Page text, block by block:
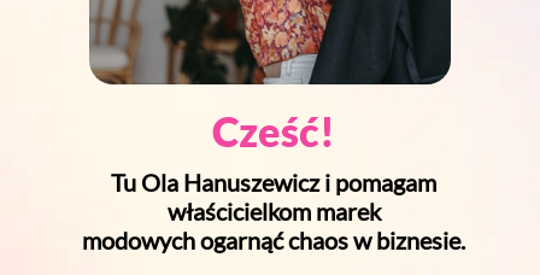
Tu Ola Hanuszewicz i pomagam
właścicielkom marek
modowych ogarnąć chaos w biznesie.
Cześć!